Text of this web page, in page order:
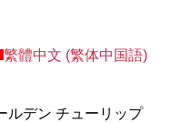
繁體中文 (繁体中国語)
ルデン チューリップ